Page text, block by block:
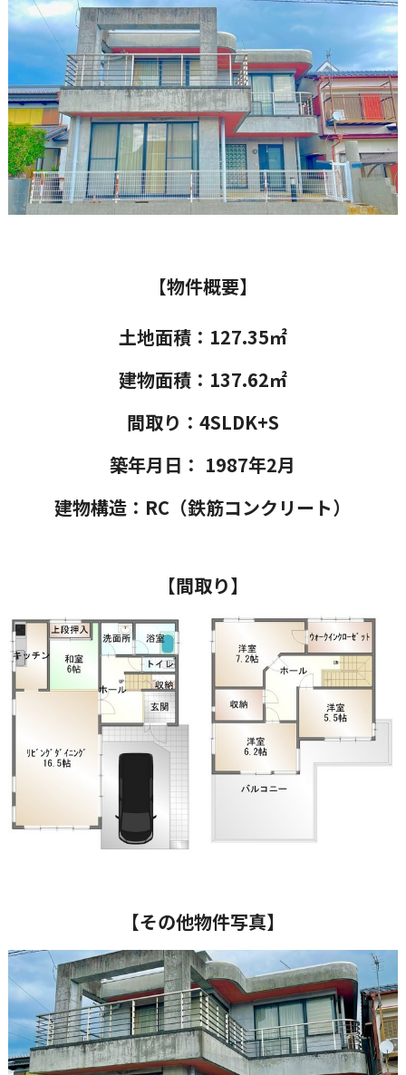
【物件概要】
土地面積：127.35㎡
建物面積：137.62㎡
間取り：4SLDK+S
築年月日： 1987年2月
建物構造：RC（鉄筋コンクリート）
【間取り】
【その他物件写真】